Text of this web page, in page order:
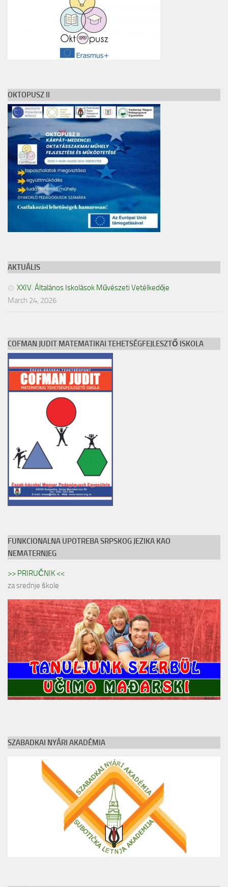
OKTOPUSZ II
AKTUÁLIS
XXIV. Általános Iskolások Művészeti Vetélkedője
March 24, 2026
COFMAN JUDIT MATEMATIKAI TEHETSÉGFEJLESZTŐ ISKOLA
FUNKCIONALNA UPOTREBA SRPSKOG JEZIKA KAO
NEMATERNJEG
>> PRIRUČNIK <<
za srednje škole
SZABADKAI NYÁRI AKADÉMIA